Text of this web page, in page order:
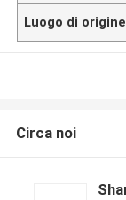
Luogo di origine
Circa noi